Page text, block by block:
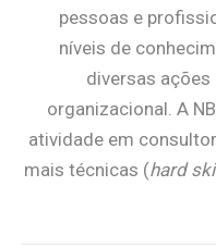
pessoas e
níveis de
diversas
organizacional. A
atividade em
mais técnicas (hard